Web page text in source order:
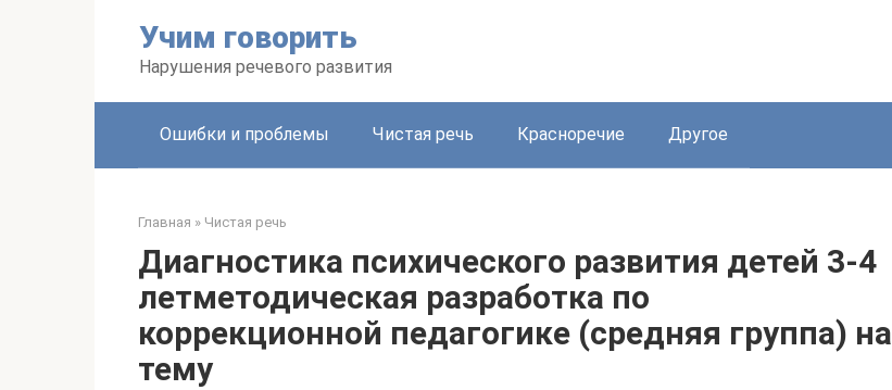
Учим говорить
Нарушения речевого развития
Ошибки и проблемы Чистая речь Красноречие Другое
Главная » Чистая речь
Диагностика психического развития детей 3-4
летметодическая разработка по
коррекционной педагогике (средняя группа) на
тему